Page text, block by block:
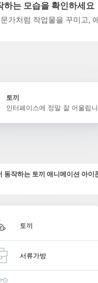
하는 모습을 확인하세요
가처럼 작업물을 꾸미고,
토끼
인터페이스에 정말 잘 어울립
동작하는 토끼 애니메이션 아이
토끼
서류가방